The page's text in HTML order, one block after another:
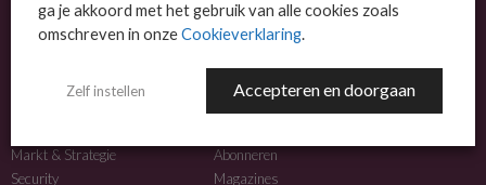
MSP Business is het kennisplatform voor IT-dienstverleners met MKB-focus.
NIEUWS
Markt & Strategie
Security
MEER INFO
Abonneren
Magazines
ga je akkoord met het gebruik van alle cookies zoals
omschreven in onzeCookieverklaring.
Zelf instellen Accepteren en doorgaan